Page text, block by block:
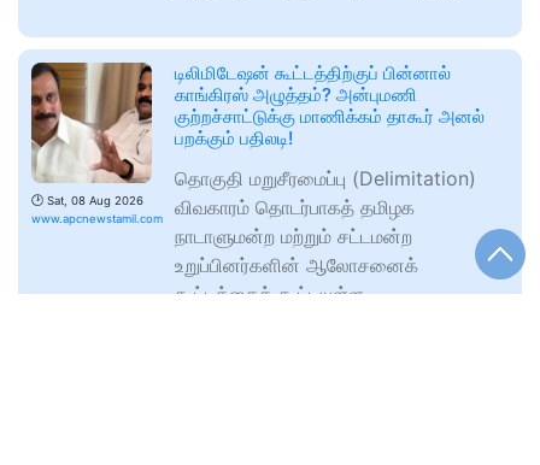
🕑 Sat, 08 Aug 2026
www.apcnewstamil.com
டிலிமிடேஷன் கூட்டத்திற்குப் பின்னால்
காங்கிரஸ் அழுத்தம்? அன்புமணி
குற்றச்சாட்டுக்கு மாணிக்கம் தாகூர் அனல்
பறக்கும் பதிலடி!
தொகுதி மறுசீரமைப்பு (Delimitation)
விவகாரம் தொடர்பாகத் தமிழக
நாடாளுமன்ற மற்றும் சட்டமன்ற
உறுப்பினர்களின் ஆலோசனைக்
கூட்டத்தைக் கூட்டியுள்ள